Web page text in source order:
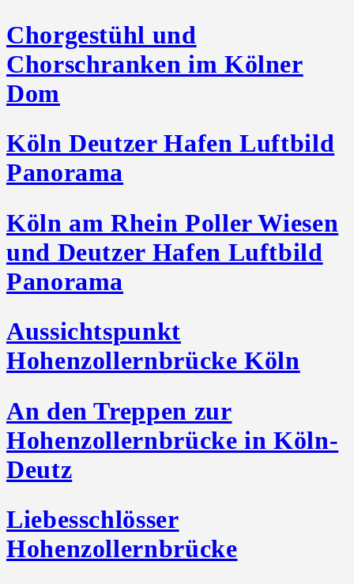
Chorgestühl und
Chorschranken im Kölner
Dom
Köln Deutzer Hafen Luftbild
Panorama
Köln am Rhein Poller Wiesen
und Deutzer Hafen Luftbild
Panorama
Aussichtspunkt
Hohenzollernbrücke Köln
An den Treppen zur
Hohenzollernbrücke in Köln-
Deutz
Liebesschlösser
Hohenzollernbrücke